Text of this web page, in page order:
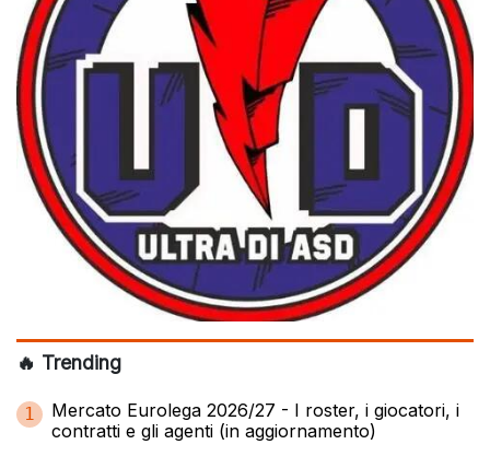
🔥 Trending
1
Mercato Eurolega 2026/27 - I roster, i giocatori, i
contratti e gli agenti (in aggiornamento)